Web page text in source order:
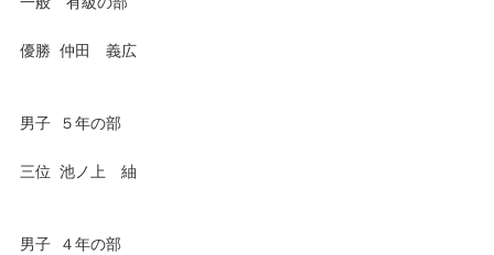
優勝 仲田 義広
男子 ５年の部
三位 池ノ上 紬
男子 ４年の部